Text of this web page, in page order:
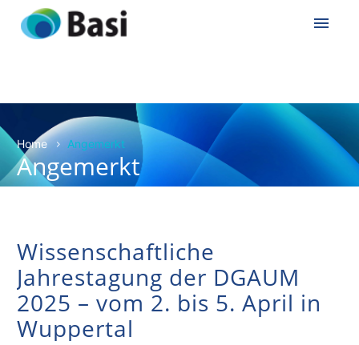
Home Angemerkt
Angemerkt
Wissenschaftliche
Jahrestagung der DGAUM
2025 – vom 2. bis 5. April in
Wuppertal